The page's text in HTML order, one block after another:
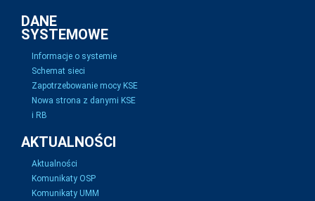
DANE
SYSTEMOWE
Informacje o systemie
Schemat sieci
Zapotrzebowanie mocy KSE
Nowa strona z danymi KSE
i RB
AKTUALNOŚCI
Aktualności
Komunikaty OSP
Komunikaty UMM